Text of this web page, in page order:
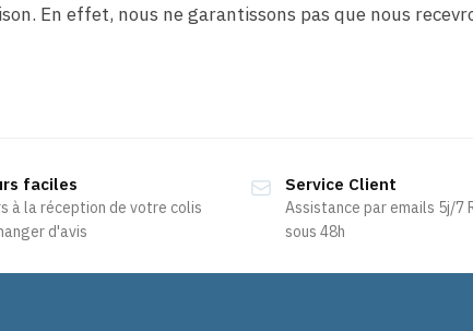
En effet, nous ne garantissons pas que nous
faciles
à la réception de votre colis
d'avis
Service Client
Assistance par emails 5j/7
sous 48h